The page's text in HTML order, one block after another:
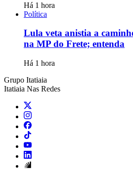
Há 1 hora
Política
Lula veta anistia a
na MP do Frete; entenda
Há 1 hora
Grupo Itatiaia
Itatiaia Nas Redes